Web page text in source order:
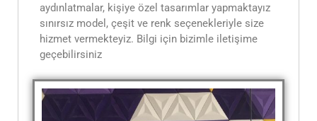
aydınlatmalar, kişiye özel tasarımlar yapmaktayız
sınırsız model, çeşit ve renk seçenekleriyle size
hizmet vermekteyiz. Bilgi için bizimle iletişime
geçebilirsiniz